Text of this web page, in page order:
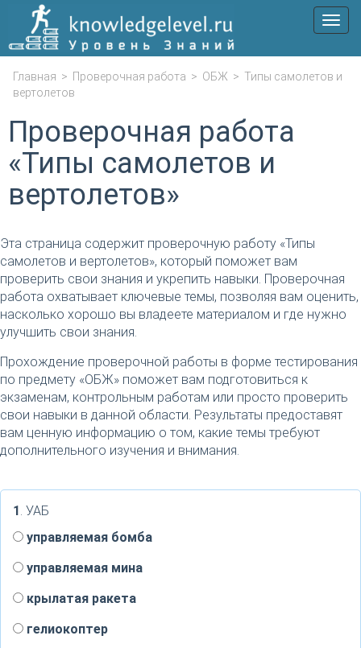
Меню
Главная > Проверочная работа > ОБЖ > Типы самолетов и
вертолетов
Проверочная работа
«Типы самолетов и
вертолетов»
Эта страница содержит проверочную работу «Типы
самолетов и вертолетов», который поможет вам
проверить свои знания и укрепить навыки. Проверочная
работа охватывает ключевые темы, позволяя вам оценить,
насколько хорошо вы владеете материалом и где нужно
улучшить свои знания.
Прохождение проверочной работы в форме тестирования
по предмету «ОБЖ» поможет вам подготовиться к
экзаменам, контрольным работам или просто проверить
свои навыки в данной области. Результаты предоставят
вам ценную информацию о том, какие темы требуют
дополнительного изучения и внимания.
1. УАБ
управляемая бомба
управляемая мина
крылатая ракета
гелиокоптер